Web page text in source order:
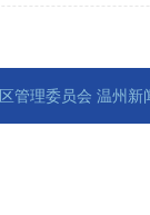
管理委员会 温州新